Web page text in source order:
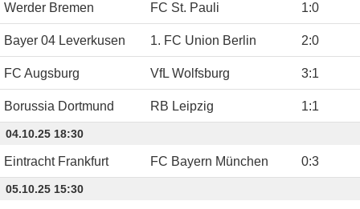
Werder Bremen FC St. Pauli 1:0
Bayer 04 Leverkusen 1. FC Union Berlin 2:0
FC Augsburg VfL Wolfsburg 3:1
Borussia Dortmund RB Leipzig 1:1
04.10.25 18:30
Eintracht Frankfurt FC Bayern München 0:3
05.10.25 15:30